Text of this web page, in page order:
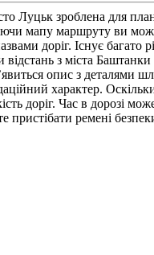
Луцьк зроблена для
мапу маршруту ви
доріг. Існує багато
відстань з міста
опис з деталями
характер.
доріг. Час в дорозі
ремені